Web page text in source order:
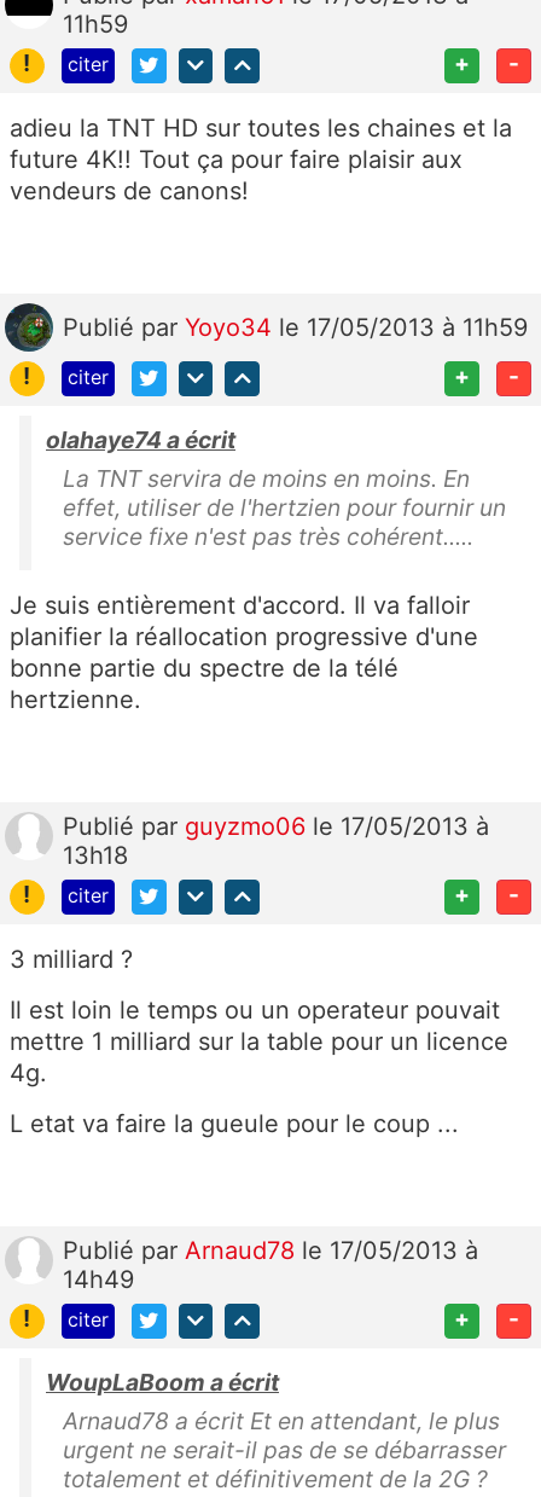
11h59
!
citer + -
adieu la TNT HD sur toutes les chaines et la
future 4K!! Tout ça pour faire plaisir aux
vendeurs de canons!
Publié par Yoyo34 le 17/05/2013 à 11h59
!
citer + -
olahaye74 a écrit
La TNT servira de moins en moins. En
effet, utiliser de l'hertzien pour fournir un
service fixe n'est pas très cohérent.....
Je suis entièrement d'accord. Il va falloir
planifier la réallocation progressive d'une
bonne partie du spectre de la télé
hertzienne.
Publié par guyzmo06 le 17/05/2013 à
13h18
!
citer + -
3 milliard ?
Il est loin le temps ou un operateur pouvait
mettre 1 milliard sur la table pour un licence
4g.
L etat va faire la gueule pour le coup ...
Publié par Arnaud78 le 17/05/2013 à
14h49
!
citer + -
WoupLaBoom a écrit
Arnaud78 a écrit Et en attendant, le plus
urgent ne serait-il pas de se débarrasser
totalement et définitivement de la 2G ?